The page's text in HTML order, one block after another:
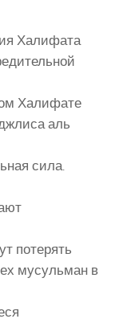
Халифата
Халифате
аль
сила.
потерять
мусульман в